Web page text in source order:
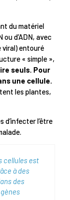
du matériel
d’ADN, avec
viral) entouré
« simple »,
seuls. Pour
une cellule.
les plantes,
d’infecter l’être
cellules est
à des
des